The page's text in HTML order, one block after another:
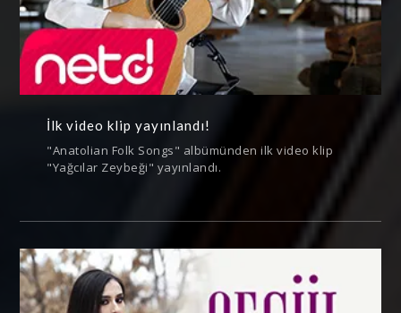
İlk video klip yayınlandı!
"Anatolian Folk Songs" albümünden ilk video klip
"Yağcılar Zeybeği" yayınlandı.